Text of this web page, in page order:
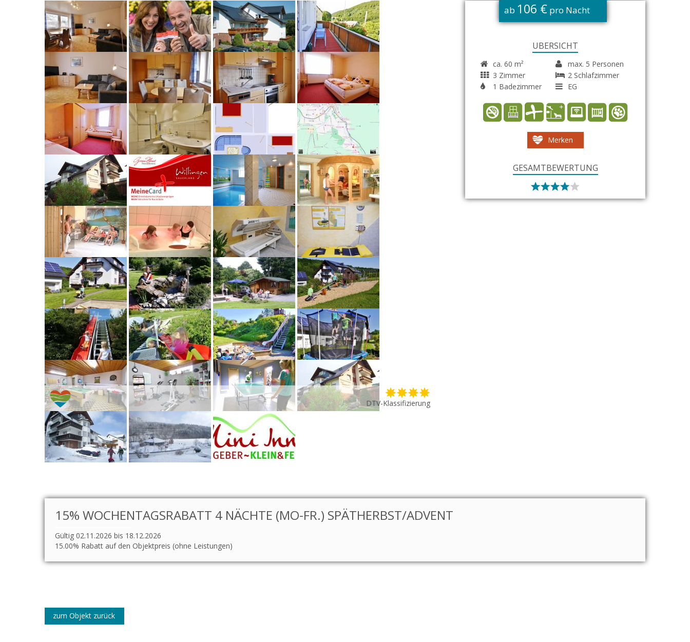
DTV-Klassifizierung
ab 106 € pro Nacht
ÜBERSICHT
ca. 60 m²
max. 5 Personen
3 Zimmer
2 Schlafzimmer
1 Badezimmer
EG
Merken
GESAMTBEWERTUNG
15% WOCHENTAGSRABATT 4 NÄCHTE (MO-FR.) SPÄTHERBST/ADVENT
Gültig 02.11.2026 bis 18.12.2026
15.00% Rabatt auf den Objektpreis (ohne Leistungen)
zum Objekt zurück